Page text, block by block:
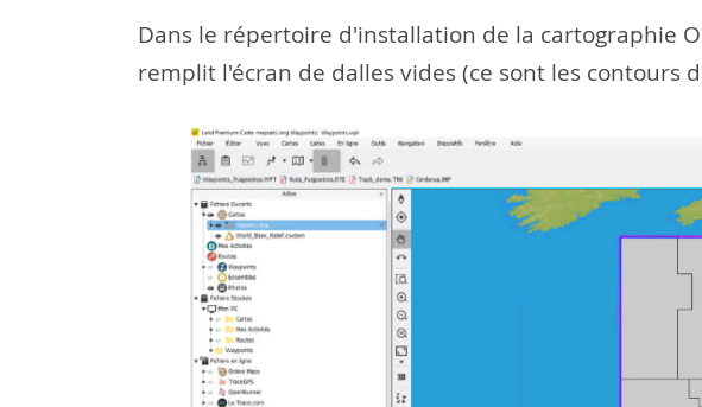
Dans le répertoire d'installation de la cartographie
remplit l'écran de dalles vides (ce sont les contours